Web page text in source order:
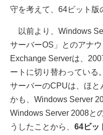
守を考えて、64ビット版
以前より、Windows
サーバーOS」とのアナ
Exchange Serverは、
ートに切り替わっている
サーバーのCPUは、ほと
かも、Windows Server
Windows Server 2008と
うしたことから、 64ビッ